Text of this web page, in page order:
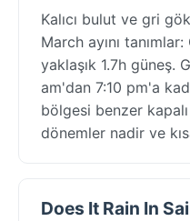
Kalıcı bulut ve gri
March ayını
yaklaşık 1.7h güneş.
am'dan 7:10 pm'a
bölgesi benzer
dönemler nadir ve
Does It Rain In